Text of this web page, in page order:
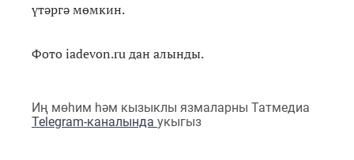
үтәргә мөмкин.
Фото iadevon.ru дан алынды.
Иң мөһим һәм кызыклы язмаларны Татмедиа
Telegram-каналында укыгыз